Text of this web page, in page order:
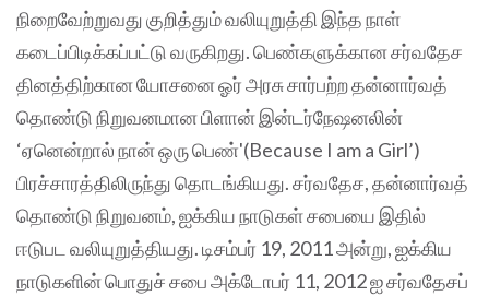
நிறைவேற்றுவது குறித்தும் வலியுறுத்தி இந்த நாள்
கடைப்பிடிக்கப்பட்டு வருகிறது. பெண்களுக்கான சர்வதேச
தினத்திற்கான யோசனை ஓர் அரசு சார்பற்ற தன்னார்வத்
தொண்டு நிறுவனமான பிளான் இன்டர்நேஷனலின்
‘ஏனென்றால் நான் ஒரு பெண்'(Because I am a Girl’)
பிரச்சாரத்திலிருந்து தொடங்கியது. சர்வதேச, தன்னார்வத்
தொண்டு நிறுவனம், ஐக்கிய நாடுகள் சபையை இதில்
ஈடுபட வலியுறுத்தியது. டிசம்பர் 19, 2011 அன்று, ஐக்கிய
நாடுகளின் பொதுச் சபை அக்டோபர் 11, 2012 ஐ சர்வதேசப்